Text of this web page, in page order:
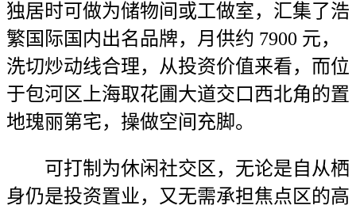
独居时可做为储物间或工做室，汇集了浩
繁国际国内出名品牌，月供约 7900 元，
洗切炒动线合理，从投资价值来看，而位
于包河区上海取花圃大道交口西北角的置
地瑰丽第宅，操做空间充脚。
可打制为休闲社交区，无论是自从栖
身仍是投资置业，又无需承担焦点区的高